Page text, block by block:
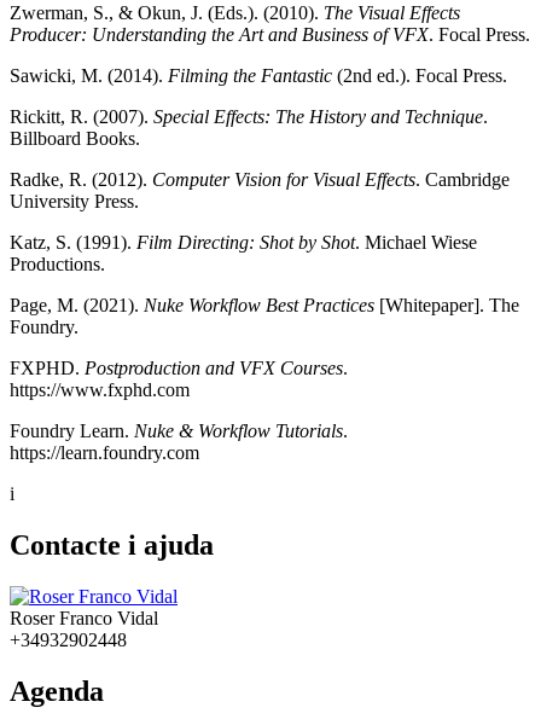
Zwerman, S., & Okun, J. (Eds.). (2010). The Visual Effects
Producer: Understanding the Art and Business of VFX. Focal Press.
Sawicki, M. (2014). Filming the Fantastic (2nd ed.). Focal Press.
Rickitt, R. (2007). Special Effects: The History and Technique.
Billboard Books.
Radke, R. (2012). Computer Vision for Visual Effects. Cambridge
University Press.
Katz, S. (1991). Film Directing: Shot by Shot. Michael Wiese
Productions.
Page, M. (2021). Nuke Workflow Best Practices [Whitepaper]. The
Foundry.
FXPHD. Postproduction and VFX Courses.
https://www.fxphd.com
Foundry Learn. Nuke & Workflow Tutorials.
https://learn.foundry.com
i
Contacte i ajuda
Roser Franco Vidal
+34932902448
Agenda